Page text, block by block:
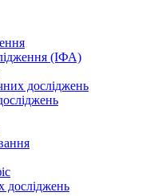
(ІФА)
досліджень
досліджень